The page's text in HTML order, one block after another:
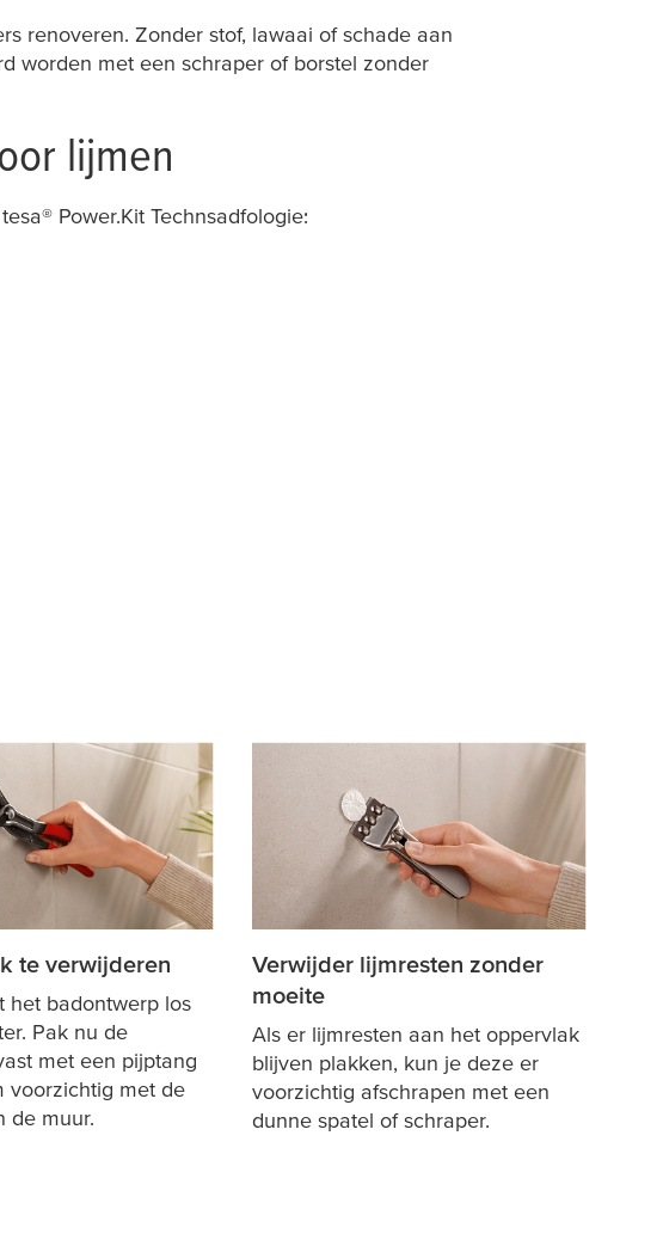
renoveren. Zonder stof, lawaai of schade aan
worden met een schraper of borstel zonder
lijmen
tesa® Power.Kit Technsadfologie:
te verwijderen
het badontwerp los
Pak nu de
met een pijptang
voorzichtig met de
de muur.
Verwijder lijmresten zonder
moeite
Als er lijmresten aan het oppervlak
blijven plakken, kun je deze er
voorzichtig afschrapen met een
dunne spatel of schraper.